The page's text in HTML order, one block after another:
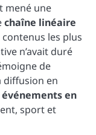
mené une
chaîne linéaire
les plus
n’avait duré
de
diffusion en
événements en
sport et